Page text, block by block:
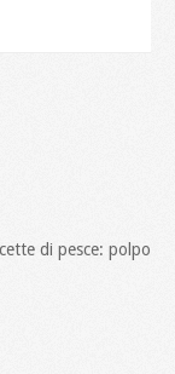
di pesce: polpo